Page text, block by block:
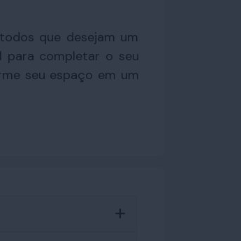
que desejam um
para completar o seu
seu espaço em um